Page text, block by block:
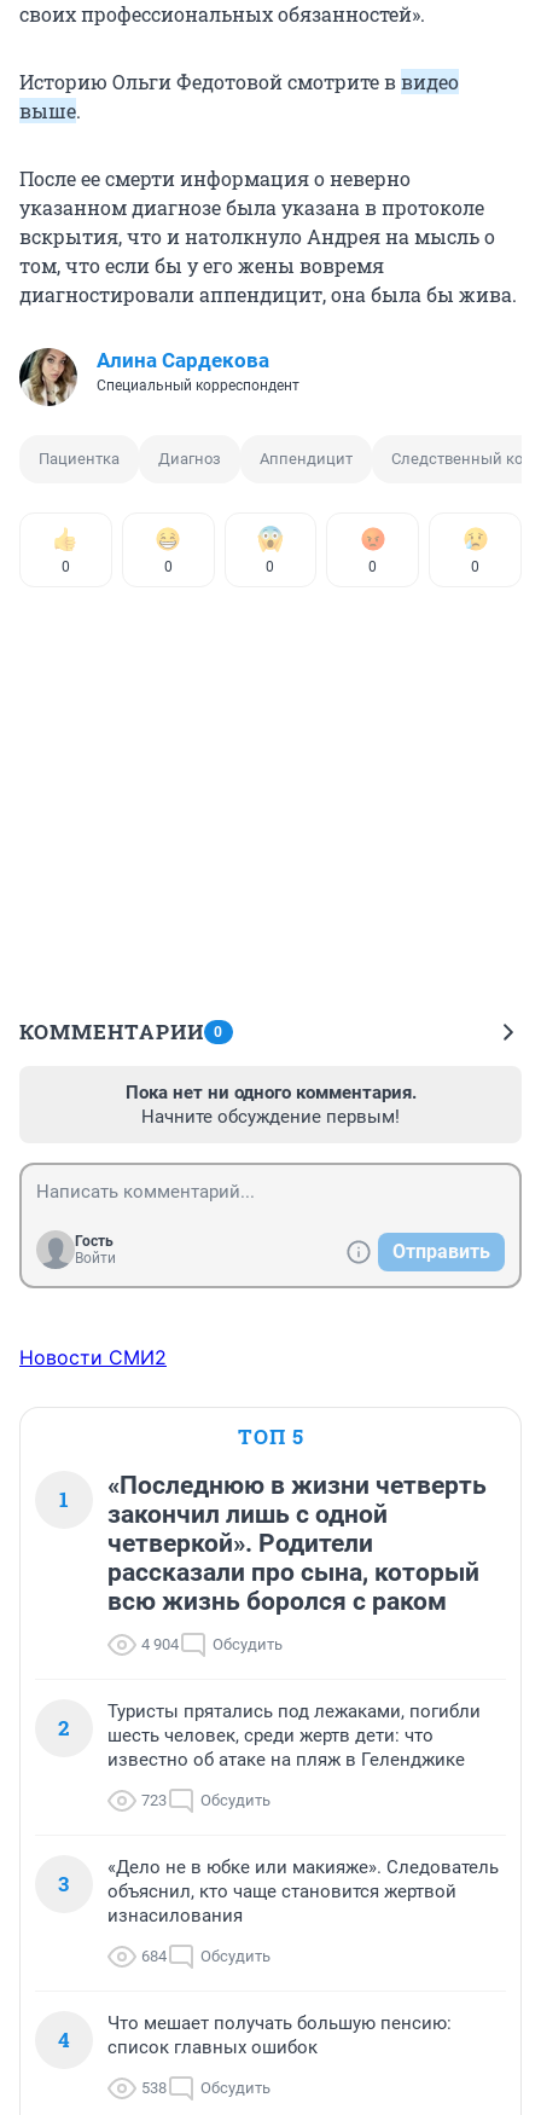
своих профессиональных обязанностей».
Историю Ольги Федотовой смотрите ввидео
выше.
После ее смерти информация о неверно
указанном диагнозе была указана в протоколе
вскрытия, что и натолкнуло Андрея на мысль о
том, что если бы у его жены вовремя
диагностировали аппендицит, она была бы жива.
Алина Сардекова
Специальный корреспондент
Пациентка Диагноз Аппендицит Следственный
0 0 0 0 0
КОММЕНТАРИИ 0
Пока нет ни одного комментария.
Начните обсуждение первым!
Гость
Войти
Отправить
Новости СМИ2
ТОП 5
1
«Последнюю в жизни четверть
закончил лишь с одной
четверкой». Родители
рассказали про сына, который
всю жизнь боролся с раком
4 904 Обсудить
2
Туристы прятались под лежаками, погибли
шесть человек, среди жертв дети: что
известно об атаке на пляж в Геленджике
723 Обсудить
3
«Дело не в юбке или макияже». Следователь
объяснил, кто чаще становится жертвой
изнасилования
684 Обсудить
4
Что мешает получать большую пенсию:
список главных ошибок
538 Обсудить